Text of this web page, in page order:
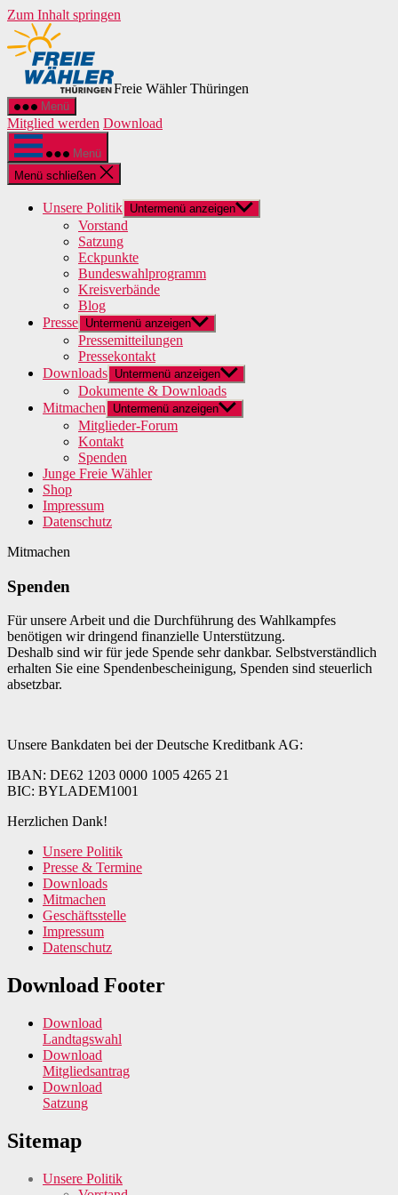
Zum Inhalt springen
Freie Wähler Thüringen
Menü
Mitglied werden Download
Menü
Menü schließen
Unsere Politik Untermenü anzeigen
Vorstand
Satzung
Eckpunkte
Bundeswahlprogramm
Kreisverbände
Blog
Presse Untermenü anzeigen
Pressemitteilungen
Pressekontakt
Downloads Untermenü anzeigen
Dokumente & Downloads
Mitmachen
Untermenü anzeigen
Mitglieder-Forum
Kontakt
Spenden
Junge Freie Wähler
Shop
Impressum
Datenschutz
Mitmachen
Spenden
Für unsere Arbeit und die Durchführung des Wahlkampfes
benötigen wir dringend finanzielle Unterstützung.
Deshalb sind wir für jede Spende sehr dankbar. Selbstverständlich
erhalten Sie eine Spendenbescheinigung, Spenden sind steuerlich
absetzbar.
Unsere Bankdaten bei der Deutsche Kreditbank AG:
IBAN: DE62 1203 0000 1005 4265 21
BIC: BYLADEM1001
Herzlichen Dank!
Unsere Politik
Presse & Termine
Downloads
Mitmachen
Geschäftsstelle
Impressum
Datenschutz
Download Footer
Download
Landtagswahl
Download
Mitgliedsantrag
Download
Satzung
Sitemap
Unsere Politik